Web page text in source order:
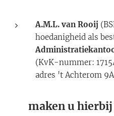
A.M.L. van Rooij
hoedanigheid als
(KvK-nummer:
adres 't Achterom
maken u